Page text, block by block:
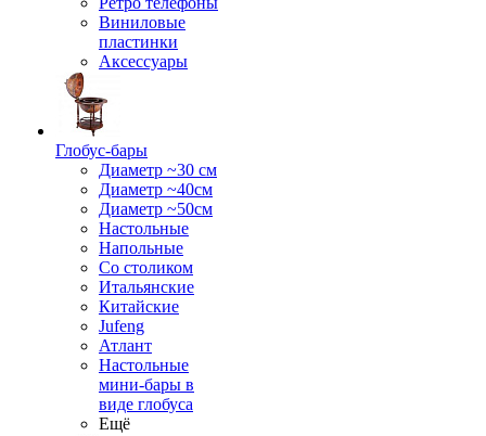
Виниловые
пластинки
Аксессуары
Глобус-бары
Диаметр ~30 см
Диаметр ~40см
Диаметр ~50см
Настольные
Напольные
Со столиком
Итальянские
Китайские
Jufeng
Атлант
Настольные
мини-бары в
виде глобуса
Ещё